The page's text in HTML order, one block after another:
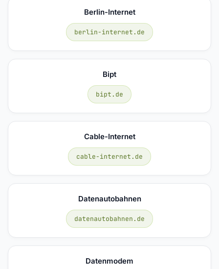
Berlin-Internet
berlin-internet.de
Bipt
bipt.de
Cable-Internet
cable-internet.de
Datenautobahnen
datenautobahnen.de
Datenmodem